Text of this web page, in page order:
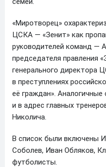
«Миротворец»
ЦСКА — «Зенит» как
руководителей команд —
председателя правления
генерального директора
в преступлениях
её граждан».
и в адрес главных
Николича.
В список были включены
Соболев, Иван Обляков,
футболисты.